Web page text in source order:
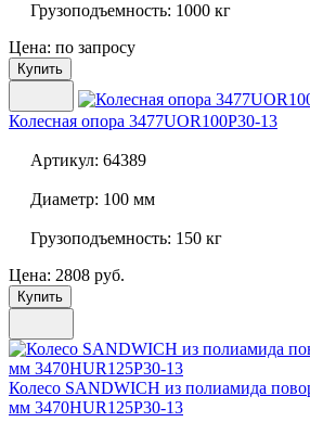
Грузоподъемность: 1000 кг
Цена: по запросу
Купить
Колесная опора 3477UOR100P30-13
Артикул: 64389
Диаметр: 100 мм
Грузоподъемность: 150 кг
Цена: 2808 руб.
Купить
Колесо SANDWICH из полиамида
мм 3470HUR125P30-13